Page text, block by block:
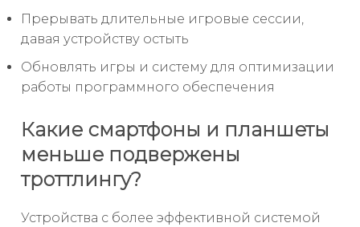
Прерывать длительные игровые сессии,
давая устройству остыть
Обновлять игры и систему для оптимизации
работы программного обеспечения
Какие смартфоны и планшеты
меньше подвержены
троттлингу?
Устройства с более эффективной системой